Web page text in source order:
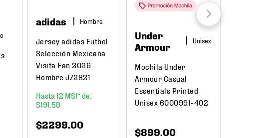
adidas Hombre
Jersey adidas Futbol
Selección Mexicana
Visita Fan 2026
Hombre JZ2821
12
$191 58
$2299 00
Under
Armour
Mochila Under
Armour Casual
Essentials Printed
Unisex 6000991-402
$899 00